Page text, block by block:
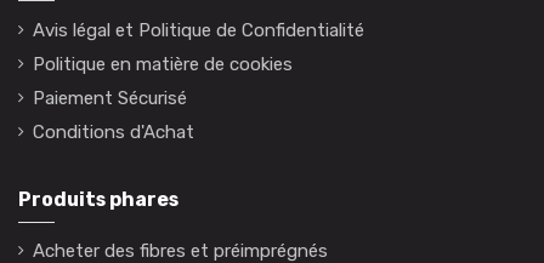
Avis légal et Politique de Confidentialité
Politique en matière de cookies
Paiement Sécurisé
Conditions d'Achat
Produits phares
Acheter des fibres et préimprégnés